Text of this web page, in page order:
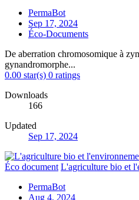
PermaBot
Sep 17, 2024
Éco-Documents
De aberration chromosomique à
gynandromorphe...
0.00 star(s) 0 ratings
Downloads
166
Updated
Sep 17, 2024
Éco document L'agriculture bio et
PermaBot
Aug 4, 2024